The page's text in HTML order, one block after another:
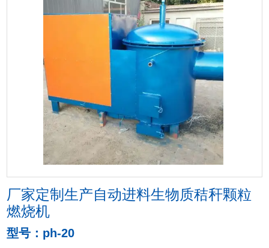
厂家定制生产自动进料生物质秸秆颗粒
燃烧机
型号：ph-20